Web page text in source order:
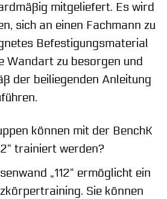
mitgeliefert. Es wird
sich an einen Fachmann zu
Befestigungsmaterial
Wandart zu besorgen und
der beiliegenden Anleitung
können mit der BenchK
trainiert werden?
„112“ ermöglicht ein
Sie können